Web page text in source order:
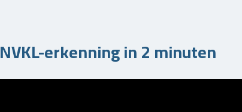
NVKL-erkenning in 2 minuten